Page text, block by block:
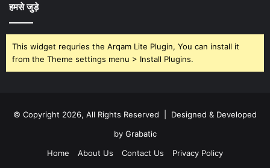
हमसे जुड़े
This widget requries the Arqam Lite Plugin, You can install it
from the Theme settings menu > Install Plugins.
© Copyright 2026, All Rights Reserved | Designed & Developed
by Grabatic
Home
About Us Contact Us
Privacy Policy